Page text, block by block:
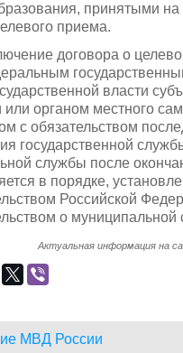
принятыми на
приема.
договора о
власти
органом местного
с обязательством
государственной
службы после
в порядке,
Российской
о муниципальной
Актуальная информация на
МВД России